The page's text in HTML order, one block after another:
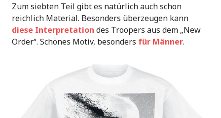
Zum siebten Teil gibt es natürlich auch schon
reichlich Material. Besonders überzeugen kann
diese Interpretation des Troopers aus dem „New
Order“. Schönes Motiv, besonders für Männer.